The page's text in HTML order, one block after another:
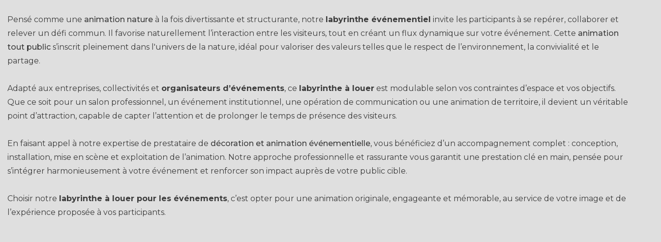
Pensé comme une animation nature à la fois divertissante et structurante, notre labyrinthe événementiel invite les participants à se repérer, collaborer et
relever un défi commun. Il favorise naturellement l’interaction entre les visiteurs, tout en créant un flux dynamique sur votre événement. Cette animation
tout public s’inscrit pleinement dans l'univers de la nature, idéal pour valoriser des valeurs telles que le respect de l’environnement, la convivialité et le
partage.
Adapté aux entreprises, collectivités et organisateurs d’événements, ce labyrinthe à louer est modulable selon vos contraintes d’espace et vos objectifs.
Que ce soit pour un salon professionnel, un événement institutionnel, une opération de communication ou une animation de territoire, il devient un véritable
point d’attraction, capable de capter l’attention et de prolonger le temps de présence des visiteurs.
En faisant appel à notre expertise de prestataire de décoration et animation événementielle, vous bénéficiez d’un accompagnement complet : conception,
installation, mise en scène et exploitation de l’animation. Notre approche professionnelle et rassurante vous garantit une prestation clé en main, pensée pour
s’intégrer harmonieusement à votre événement et renforcer son impact auprès de votre public cible.
Choisir notre labyrinthe à louer pour les événements, c’est opter pour une animation originale, engageante et mémorable, au service de votre image et de
l’expérience proposée à vos participants.